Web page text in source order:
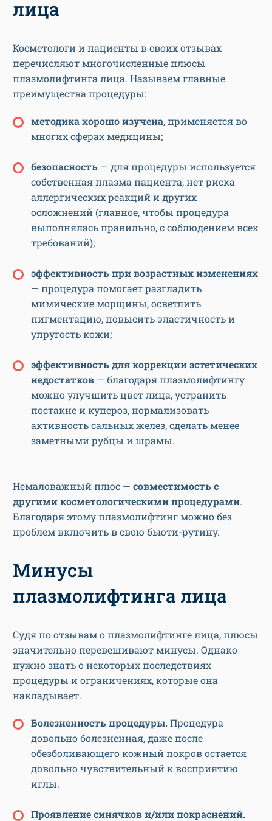
лица
Косметологи и пациенты в своих отзывах
перечисляют многочисленные плюсы
плазмолифтинга лица. Называем главные
преимущества процедуры:
методика хорошо изучена, применяется во
многих сферах медицины;
безопасность — для процедуры используется
собственная плазма пациента, нет риска
аллергических реакций и других
осложнений (главное, чтобы процедура
выполнялась правильно, с соблюдением всех
требований);
эффективность при возрастных изменениях
— процедура помогает разгладить
мимические морщины, осветлить
пигментацию, повысить эластичность и
упругость кожи;
эффективность для коррекции эстетических
недостатков — благодаря плазмолифтингу
можно улучшить цвет лица, устранить
постакне и купероз, нормализовать
активность сальных желез, сделать менее
заметными рубцы и шрамы.
Немаловажный плюс — совместимость с
другими косметологическими процедурами.
Благодаря этому плазмолифтинг можно без
проблем включить в свою бьюти-рутину.
Минусы
плазмолифтинга лица
Судя по отзывам о плазмолифтинге лица, плюсы
значительно перевешивают минусы. Однако
нужно знать о некоторых последствиях
процедуры и ограничениях, которые она
накладывает.
Болезненность процедуры.Процедура
довольно болезненная, даже после
обезболивающего кожный покров остается
довольно чувствительный к восприятию
иглы.
Проявление синячков и/или покраснений.